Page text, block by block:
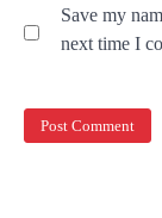
Save my
next time I